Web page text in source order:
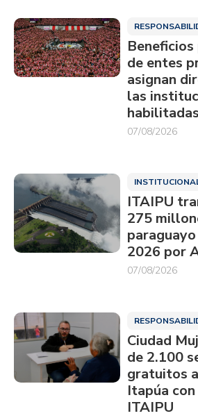
de entes
asignan
las
07/08/2026
ITAIPU
275
2026 por
07/08/2026
Ciudad
de 2.100
gratuitos
Itapúa
ITAIPU